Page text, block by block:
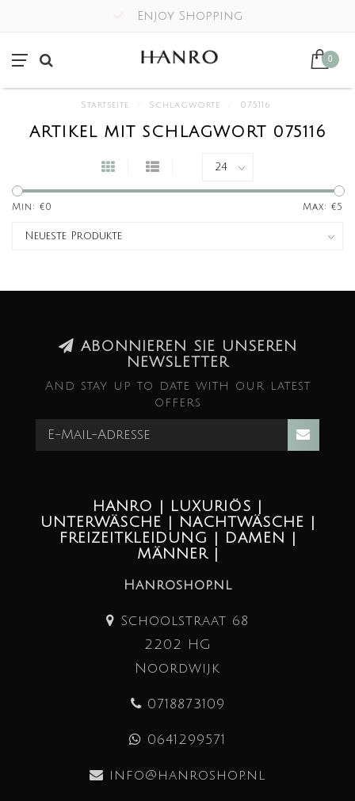
Enjoy Shopping
0
Startseite Schlagworte 075116
ARTIKEL MIT SCHLAGWORT 075116
Min: €0 Max: €5
ABONNIEREN SIE UNSEREN
NEWSLETTER
And stay up to date with our latest
offers
HANRO | LUXURIÖS |
UNTERWÄSCHE | NACHTWÄSCHE |
FREIZEITKLEIDUNG | DAMEN |
MÄNNER |
Hanroshop.nl
Schoolstraat 68
2202 HG
Noordwijk
0718873109
0641299571
info@hanroshop.nl